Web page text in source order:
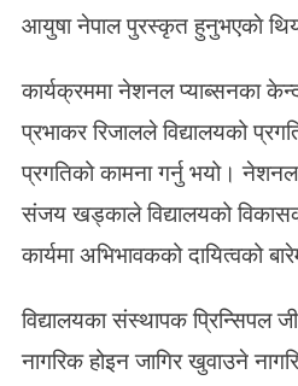
आयुषा नेपाल पुरस्कृत हुनुभएकाे
कार्यक्रममा नेशनल प्याब्सनका
प्रभाकर रिजालले विद्यालयको
प्रगतिको कामना गर्नु भयो।
संजय खड्काले विद्यालयको
कार्यमा अभिभावकको दायित्वको
विद्यालयका संस्थापक प्रिन्सिपल
नागरिक होइन जागिर खुवाउने